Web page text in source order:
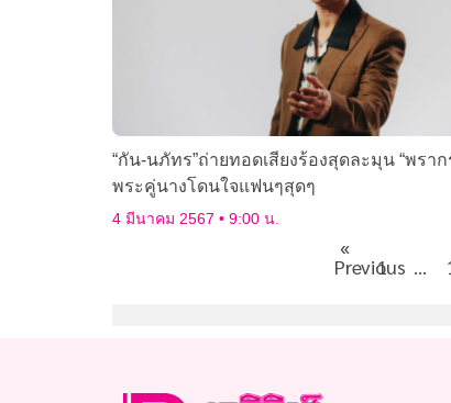
“กัน-นภัทร”ถ่ายทอดเสียงร้องสุดละมุน “พราก
พระคู่นางโดนใจแฟนๆสุดๆ
4 มีนาคม 2567 9:00 น.
«
Previous
1 …